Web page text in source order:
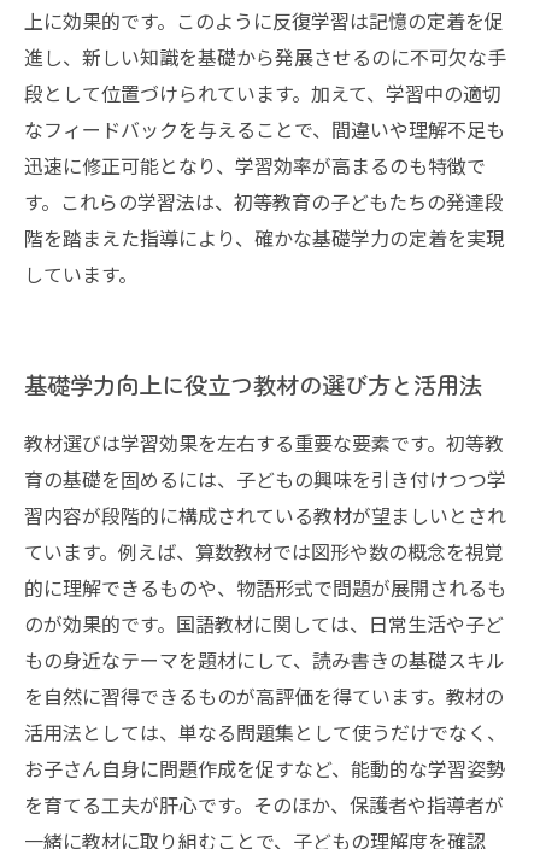
上に効果的です。このように反復学習は記憶の定着を促
進し、新しい知識を基礎から発展させるのに不可欠な手
段として位置づけられています。加えて、学習中の適切
なフィードバックを与えることで、間違いや理解不足も
迅速に修正可能となり、学習効率が高まるのも特徴で
す。これらの学習法は、初等教育の子どもたちの発達段
階を踏まえた指導により、確かな基礎学力の定着を実現
しています。
基礎学力向上に役立つ教材の選び方と活用法
教材選びは学習効果を左右する重要な要素です。初等教
育の基礎を固めるには、子どもの興味を引き付けつつ学
習内容が段階的に構成されている教材が望ましいとされ
ています。例えば、算数教材では図形や数の概念を視覚
的に理解できるものや、物語形式で問題が展開されるも
のが効果的です。国語教材に関しては、日常生活や子ど
もの身近なテーマを題材にして、読み書きの基礎スキル
を自然に習得できるものが高評価を得ています。教材の
活用法としては、単なる問題集として使うだけでなく、
お子さん自身に問題作成を促すなど、能動的な学習姿勢
を育てる工夫が肝心です。そのほか、保護者や指導者が
一緒に教材に取り組むことで、子どもの理解度を確認